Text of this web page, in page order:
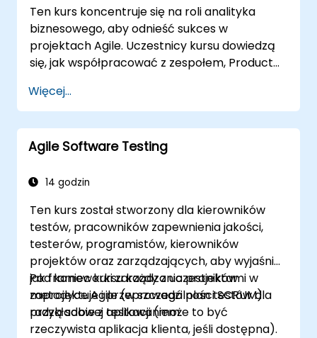
Scrum Mastera jako lidera. Dodatkowo, kurs
przygotowuje do egzaminu PSM II, opartego
na najnowszej wersji Scrum Guide.
Ten kurs koncentruje się na roli analityka
biznesowego, aby odnieść sukces w
projektach Agile. Uczestnicy kursu dowiedzą
się, jak współpracować z zespołem, Product
aby ułatwić proces rozwoju. Uczestnicy
przejdą przez symulowany projekt, ćwicząc
typowe scenariusze.
Więcej...
Agile Software Testing
14 godzin
Ten kurs został stworzony dla kierowników
testów, pracowników zapewnienia jakości,
testerów, programistów, kierowników
projektów oraz zarządzających, aby wyjaśnić,
jak frameworki zarządzania projektami w
metodyce Agile (w szczególności SCRUM)
radzą sobie z testowaniem.
Pod koniec kursu każdy z uczestników
zaprojektuje i przeprowadzi plan testów dla
przykładowej aplikacji (może to być
rzeczywista aplikacja klienta, jeśli dostępna).